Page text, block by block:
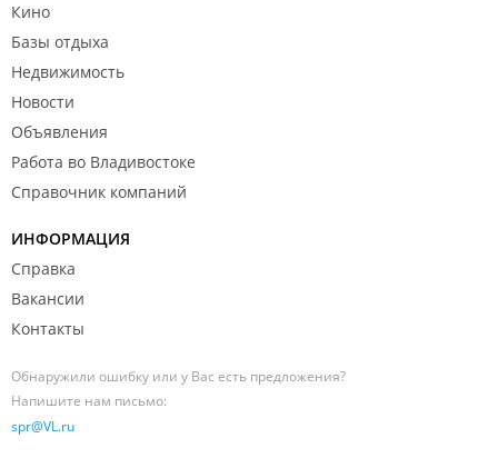
Кино
Базы отдыха
Недвижимость
Новости
Объявления
Работа во Владивостоке
Справочник компаний
ИНФОРМАЦИЯ
Справка
Вакансии
Контакты
Обнаружили ошибку или у Вас есть предложения?
Напишите нам письмо:
spr@VL.ru